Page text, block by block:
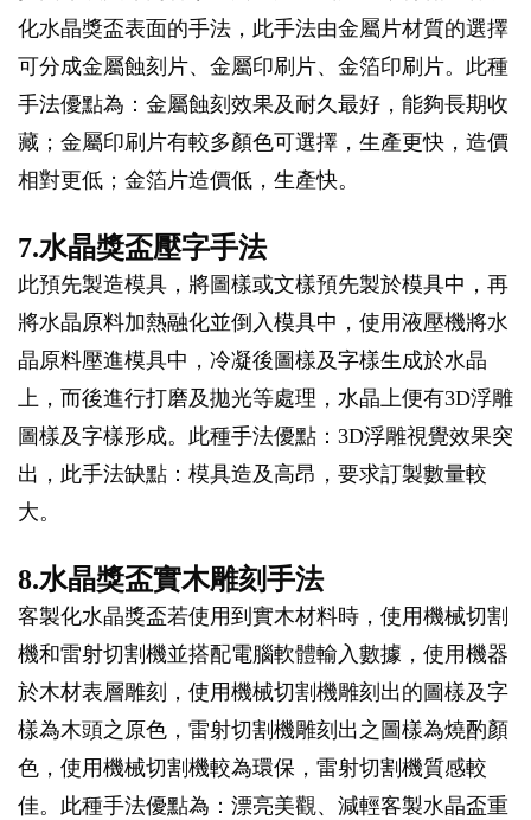
化水晶獎盃表面的手法，此手法由金屬片材質的選擇
可分成金屬蝕刻片、金屬印刷片、金箔印刷片。此種
手法優點為：金屬蝕刻效果及耐久最好，能夠長期收
藏；金屬印刷片有較多顏色可選擇，生產更快，造價
相對更低；金箔片造價低，生產快。
7.水晶獎盃壓字手法
此預先製造模具，將圖樣或文樣預先製於模具中，再
將水晶原料加熱融化並倒入模具中，使用液壓機將水
晶原料壓進模具中，冷凝後圖樣及字樣生成於水晶
上，而後進行打磨及拋光等處理，水晶上便有3D浮雕
圖樣及字樣形成。此種手法優點：3D浮雕視覺效果突
出，此手法缺點：模具造及高昂，要求訂製數量較
大。
8.水晶獎盃實木雕刻手法
客製化水晶獎盃若使用到實木材料時，使用機械切割
機和雷射切割機並搭配電腦軟體輸入數據，使用機器
於木材表層雕刻，使用機械切割機雕刻出的圖樣及字
樣為木頭之原色，雷射切割機雕刻出之圖樣為燒酌顏
色，使用機械切割機較為環保，雷射切割機質感較
佳。此種手法優點為：漂亮美觀、減輕客製水晶盃重